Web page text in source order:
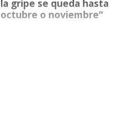
la gripe se queda hasta
octubre o noviembre”